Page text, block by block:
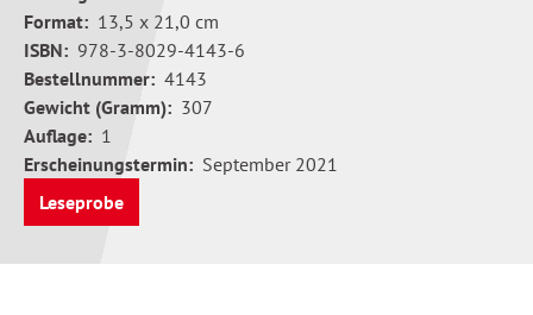
Format: 13,5 x 21,0 cm
ISBN: 978-3-8029-4143-6
Bestellnummer: 4143
Gewicht (Gramm): 307
Auflage: 1
Erscheinungstermin: September 2021
Leseprobe